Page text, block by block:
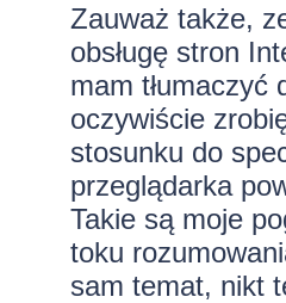
Zauważ także,
obsługę stron
mam tłumaczyć
oczywiście
stosunku do
przeglądarka
Takie są moje
toku
sam temat, nikt